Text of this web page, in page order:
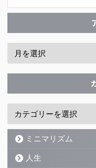
ミニマリズム
人生